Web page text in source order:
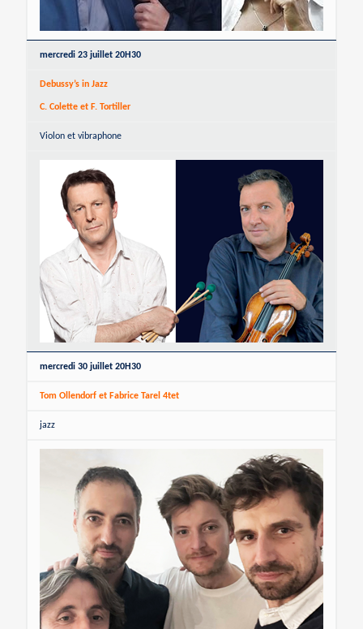
mercredi 23 juillet 20H30
Debussy’s in Jazz
C. Colette et F. Tortiller
Violon et vibraphone
mercredi 30 juillet 20H30
Tom Ollendorf et Fabrice Tarel 4tet
jazz